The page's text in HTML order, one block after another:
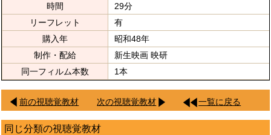
時間
29分
リーフレット
有
購入年
昭和48年
制作・配給
新生映画 映研
同一フィルム本数
1本
前の視聴覚教材 次の視聴覚教材 一覧に戻る
同じ分類の視聴覚教材